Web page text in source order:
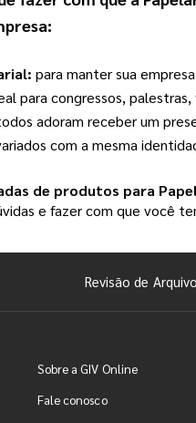
para manter sua
para congressos,
adoram receber um
com a mesma
de produtos para
e fazer com que você
Revisão de Arquivo
Sobre a GIV Online
Fale conosco